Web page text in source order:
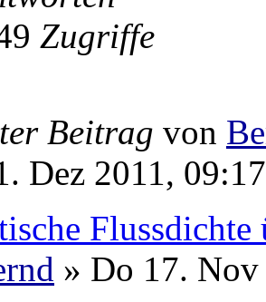
Zugriffe
Beitrag von
Dez 2011, 09:17
» Do 17.